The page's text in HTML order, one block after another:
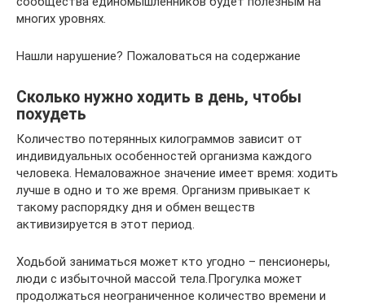
многих уровнях.
Нашли нарушение? Пожаловаться на содержание
Сколько нужно ходить в день, чтобы
похудеть
Количество потерянных килограммов зависит от
индивидуальных особенностей организма каждого
человека. Немаловажное значение имеет время: ходить
лучше в одно и то же время. Организм привыкает к
такому распорядку дня и обмен веществ
активизируется в этот период.
Ходьбой заниматься может кто угодно – пенсионеры,
люди с избыточной массой тела.Прогулка может
продолжаться неограниченное количество времени и